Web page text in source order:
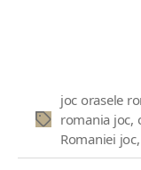
Etichete
joc orasele
romania joc,
Romaniei joc,